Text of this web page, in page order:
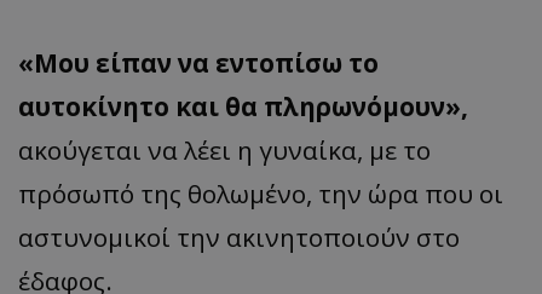
«Μου είπαν να εντοπίσω το
αυτοκίνητο και θα πληρωνόμουν»,
ακούγεται να λέει η γυναίκα, με το
πρόσωπό της θολωμένο, την ώρα που οι
αστυνομικοί την ακινητοποιούν στο
έδαφος.